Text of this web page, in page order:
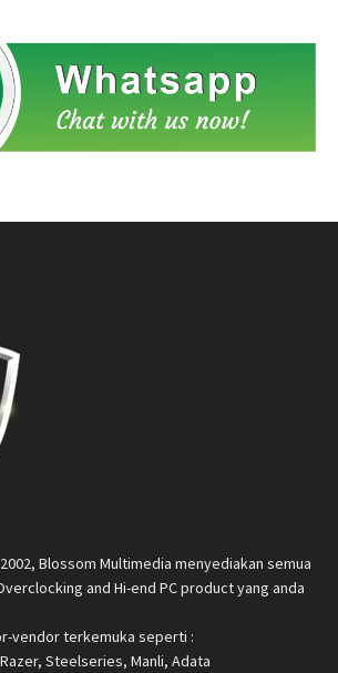
Blossom Multimedia menyediakan semua
and Hi-end PC product yang anda
vendor terkemuka seperti :
Steelseries, Manli, Adata